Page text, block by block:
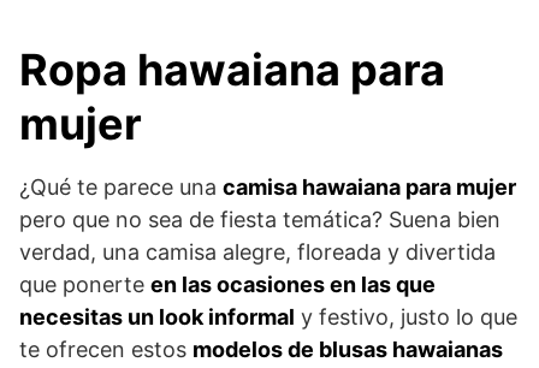
Ropa hawaiana para
mujer
¿Qué te parece una camisa hawaiana para mujer
pero que no sea de fiesta temática? Suena bien
verdad, una camisa alegre, floreada y divertida
que ponerte en las ocasiones en las que
necesitas un look informal y festivo, justo lo que
te ofrecen estos modelos de blusas hawaianas